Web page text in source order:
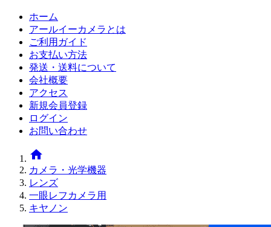
ホーム
アールイーカメラとは
ご利用ガイド
お支払い方法
発送・送料について
会社概要
アクセス
新規会員登録
ログイン
お問い合わせ
home
カメラ・光学機器
レンズ
一眼レフカメラ用
キヤノン